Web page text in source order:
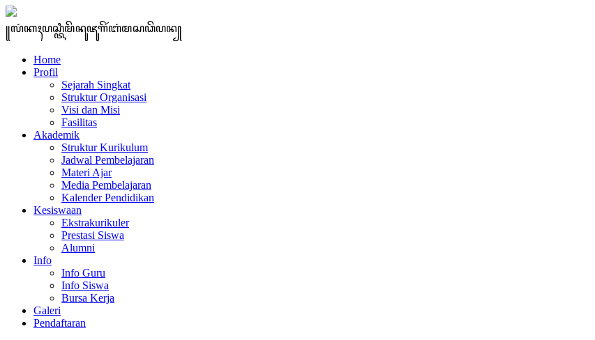
꧋ꦭꦁꦏꦃꦥꦱ꧀ꦠꦶꦩꦼꦤꦸꦗꦸꦒꦼꦂꦧꦁꦩꦱꦣꦼꦥꦤ꧀
Home
Profil
Sejarah Singkat
Struktur Organisasi
Visi dan Misi
Fasilitas
Akademik
Struktur Kurikulum
Jadwal Pembelajaran
Materi Ajar
Media Pembelajaran
Kalender Pendidikan
Kesiswaan
Ekstrakurikuler
Prestasi Siswa
Alumni
Info
Info Guru
Info Siswa
Bursa Kerja
Galeri
Pendaftaran